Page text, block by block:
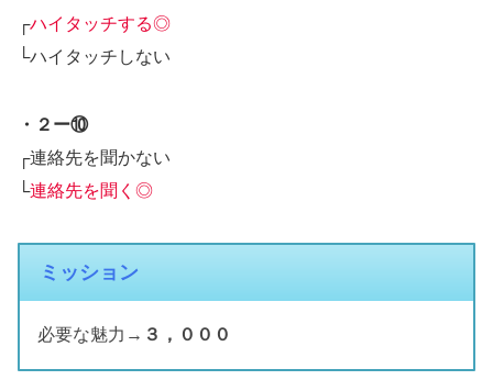
┌ハイタッチする◎
└ハイタッチしない
・２ー⑩
┌連絡先を聞かない
└連絡先を聞く◎
ミッション
必要な魅力→ ３，０００